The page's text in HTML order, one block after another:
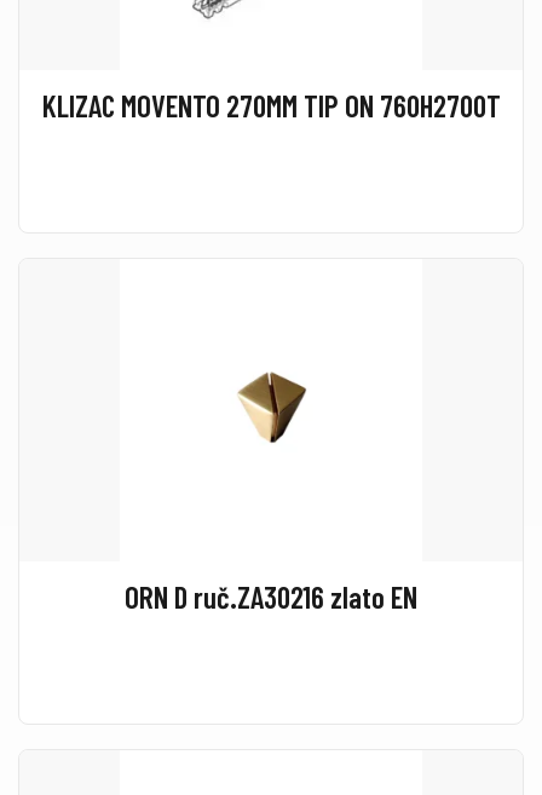
KLIZAC MOVENTO 270MM TIP ON 760H2700T
ORN D ruč.ZA30216 zlato EN